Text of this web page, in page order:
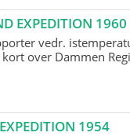
EXPEDITION 1960
vedr.
over Dammen
1954